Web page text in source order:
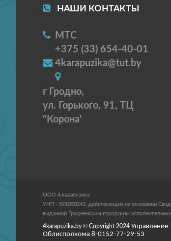
НАШИ КОНТАКТЫ
МТС
+375 (33) 654-40-01
4karapuzika@tut.by
г Гродно,
ул. Горького, 91, ТЦ
"Корона'
ООО 4 карапузика
УНП - 591030243, действующих на основании
выданной Гродненским городским
4karapuzika.by © Copyright 2024 Управление
Облисполкома 8-0152-77-29-53